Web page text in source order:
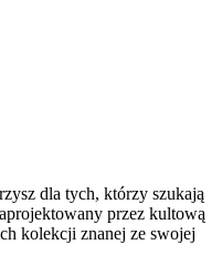
dla tych, którzy szukają
przez kultową
kolekcji znanej ze swojej